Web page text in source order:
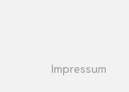
Impressum